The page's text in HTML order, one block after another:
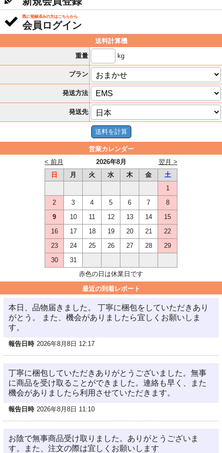
既に登録済みの方はこちらから
会員ログイン
送料計算機
重量
kg
プラン
発送方法
発送先
営業カレンダー
2026年8月
< 前月
翌月 >
日
月 火 水 木 金
土
1
2
3 4 5 6 7
8
9
10 11 12 13 14
15
16
17 18 19 20 21
22
23
24 25 26 27 28
29
30
31
赤色の日は休業日です
最近の到着レポート
本日、品物届きました。 丁寧に梱包をしていただきあり
がとう。 また、機会がありましたら宜しくお願いしま
す。
報告日時 2026年8月8日 12:17
丁寧に梱包していただきありがとうございました。無事
に商品を受け取ることができました。連絡も早く、また
機会がありましたら利用させていただきます。
報告日時 2026年8月8日 11:10
お陰で無事商品受け取りました。ありがとうございま
す。また、注文の際は宜しくお願いします